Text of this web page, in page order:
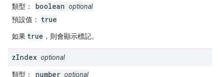
類型： boolean optional
預設值：
true
如果 true ，則會顯示標記。
zIndex optional
類型： number optional